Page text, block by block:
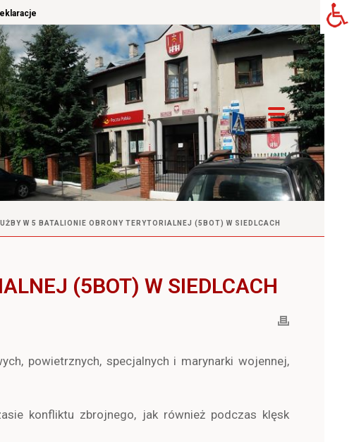
W 5 BATALIONIE OBRONY TERYTORIALNEJ (5BOT) W SIEDLCACH
(5BOT) W SIEDLCACH
powietrznych, specjalnych i marynarki wojennej,
konfliktu zbrojnego, jak również podczas klęsk